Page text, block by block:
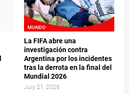
MUNDO
La FIFA abre una
investigación contra
Argentina por los incidentes
tras la derrota en la final del
Mundial 2026
July 21, 2026